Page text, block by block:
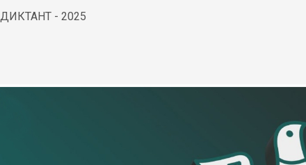
- 2025